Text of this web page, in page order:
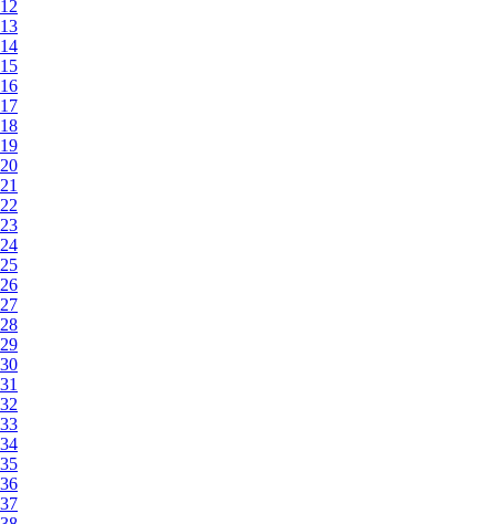
12
13
14
15
16
17
18
19
20
21
22
23
24
25
26
27
28
29
30
31
32
33
34
35
36
37